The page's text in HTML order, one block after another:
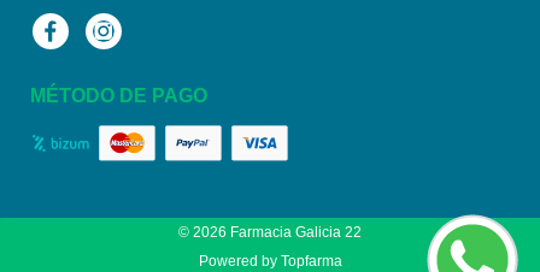
FacebookInstagram
MÉTODO DE PAGO
© 2026 Farmacia Galicia 22
Powered by Topfarma